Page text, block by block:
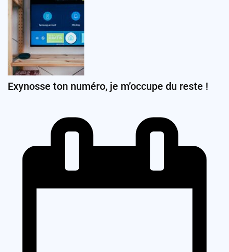
Exynosse ton numéro, je m’occupe du reste !